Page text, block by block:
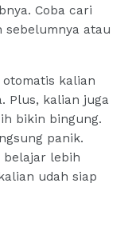
Coba cari
sebelumnya atau
kalian
Plus, kalian juga
bikin bingung.
panik.
belajar lebih
udah siap